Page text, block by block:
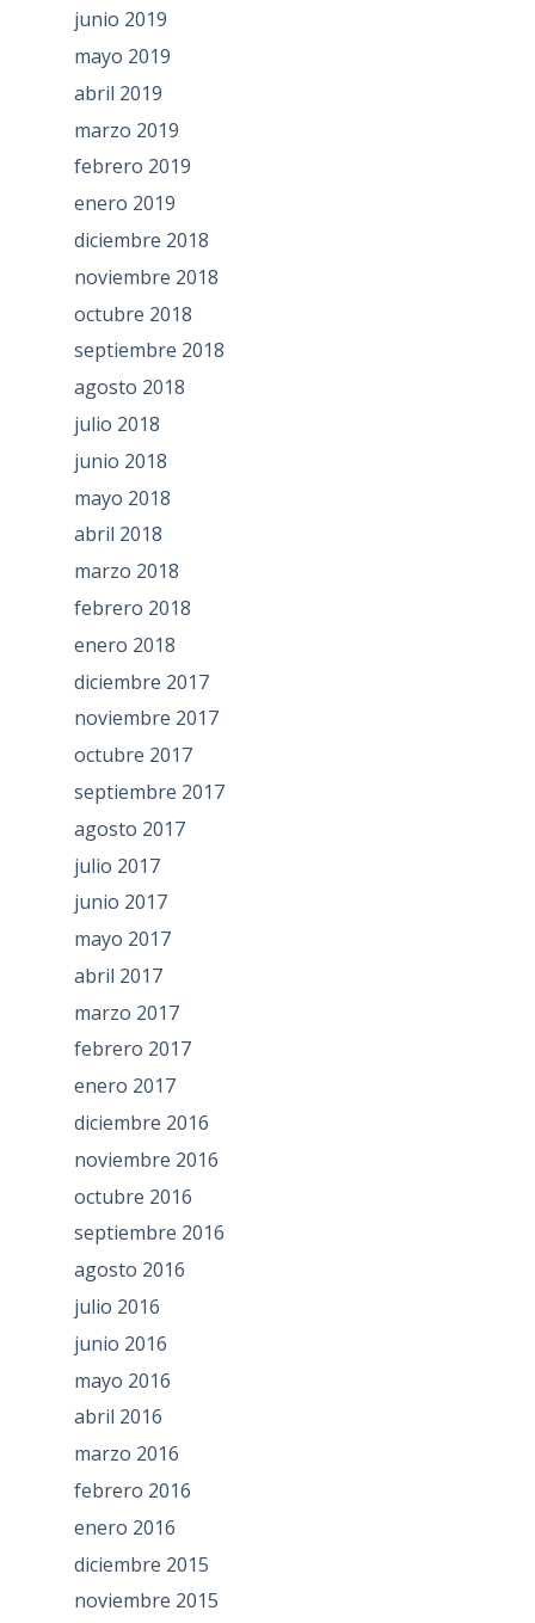
junio 2019
mayo 2019
abril 2019
marzo 2019
febrero 2019
enero 2019
diciembre 2018
noviembre 2018
octubre 2018
septiembre 2018
agosto 2018
julio 2018
junio 2018
mayo 2018
abril 2018
marzo 2018
febrero 2018
enero 2018
diciembre 2017
noviembre 2017
octubre 2017
septiembre 2017
agosto 2017
julio 2017
junio 2017
mayo 2017
abril 2017
marzo 2017
febrero 2017
enero 2017
diciembre 2016
noviembre 2016
octubre 2016
septiembre 2016
agosto 2016
julio 2016
junio 2016
mayo 2016
abril 2016
marzo 2016
febrero 2016
enero 2016
diciembre 2015
noviembre 2015